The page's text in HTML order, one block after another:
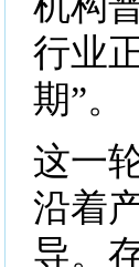
行业
期”。
这一
沿着
导。